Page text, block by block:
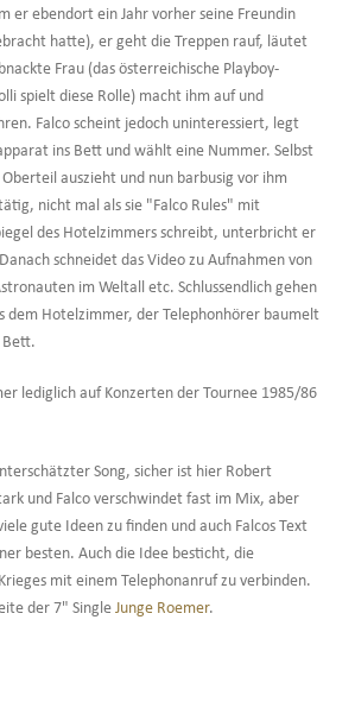
er ebendort ein Jahr vorher seine Freundin
hatte), er geht die Treppen rauf, läutet
Frau (das österreichische Playboy-
spielt diese Rolle) macht ihm auf und
Falco scheint jedoch uninteressiert, legt
ins Bett und wählt eine Nummer. Selbst
auszieht und nun barbusig vor ihm
nicht mal als sie "Falco Rules" mit
des Hotelzimmers schreibt, unterbricht er
schneidet das Video zu Aufnahmen von
im Weltall etc. Schlussendlich gehen
dem Hotelzimmer, der Telephonhörer baumelt
Bett.
lediglich auf Konzerten der Tournee 1985/86
Song, sicher ist hier Robert
und Falco verschwindet fast im Mix, aber
gute Ideen zu finden und auch Falcos Text
besten. Auch die Idee besticht, die
mit einem Telephonanruf zu verbinden.
der 7" Single Junge Roemer.